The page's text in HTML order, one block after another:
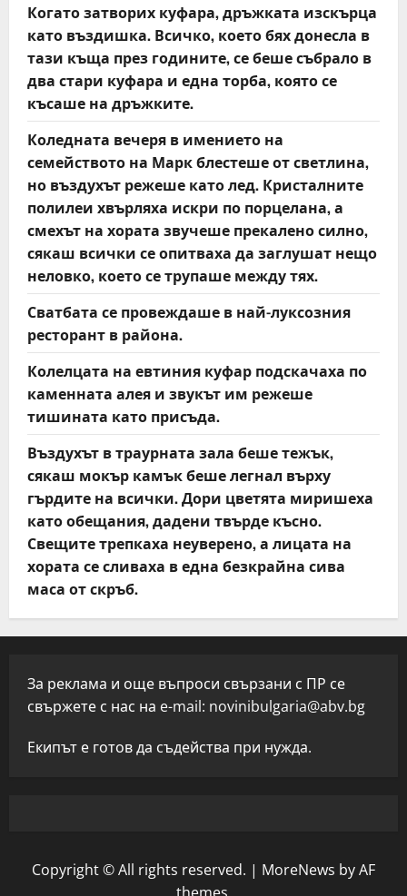
Когато затворих куфара, дръжката изскърца
като въздишка. Всичко, което бях донесла в
тази къща през годините, се беше събрало в
два стари куфара и една торба, която се
късаше на дръжките.
Коледната вечеря в имението на
семейството на Марк блестеше от светлина,
но въздухът режеше като лед. Кристалните
полилеи хвърляха искри по порцелана, а
смехът на хората звучеше прекалено силно,
сякаш всички се опитваха да заглушат нещо
неловко, което се трупаше между тях.
Сватбата се провеждаше в най-луксозния
ресторант в района.
Колелцата на евтиния куфар подскачаха по
каменната алея и звукът им режеше
тишината като присъда.
Въздухът в траурната зала беше тежък,
сякаш мокър камък беше легнал върху
гърдите на всички. Дори цветята миришеха
като обещания, дадени твърде късно.
Свещите трепкаха неуверено, а лицата на
хората се сливаха в една безкрайна сива
маса от скръб.
За реклама и още въпроси свързани с ПР се
свържете с нас на e-mail: novinibulgaria@abv.bg
Екипът е готов да съдейства при нужда.
Copyright © All rights reserved. | MoreNews by AF